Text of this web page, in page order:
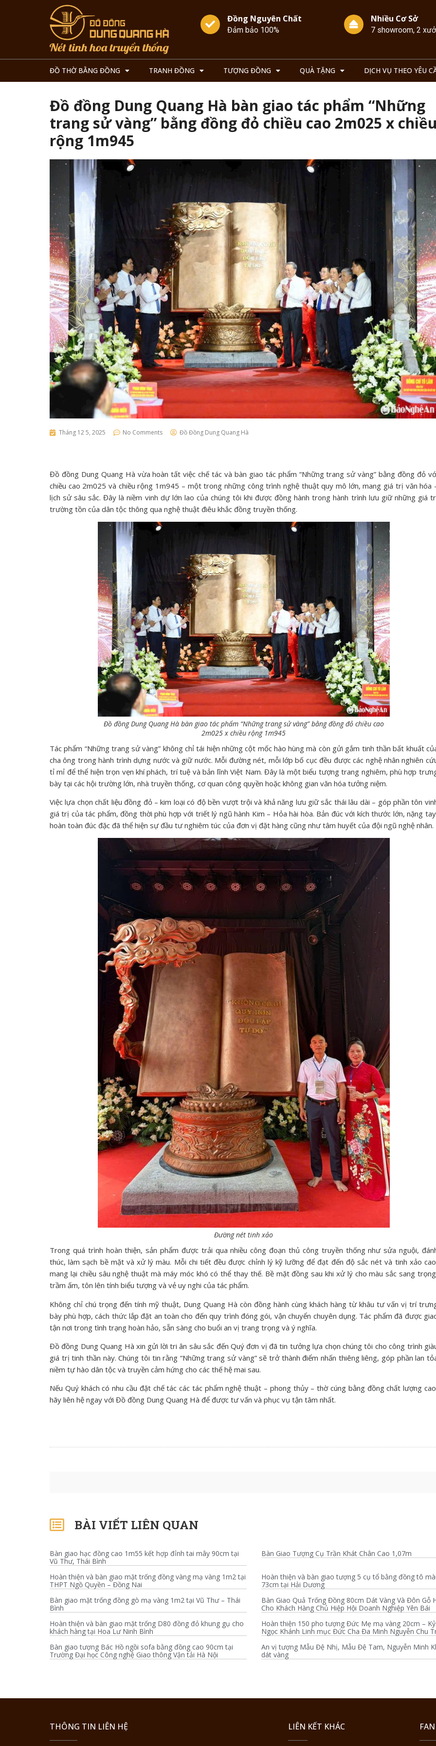
Đồng Nguyên Chất
Đảm bảo 100%
Nhiều Cơ Sở
7 showroom, 2
ĐỒ THỜ BẰNG ĐỒNG TRANH ĐỒNG TƯỢNG ĐỒNG QUÀ TẶNG DỊCH VỤ THEO YÊU
Đồ đồng Dung Quang Hà bàn giao tác phẩm “Những
trang sử vàng” bằng đồng đỏ chiều cao 2m025 x chiều
rộng 1m945
Tháng 12 5, 2025 No Comments Đồ Đồng Dung Quang Hà
Đồ đồng Dung Quang Hà vừa hoàn tất việc chế tác và bàn giao tác phẩm “Những trang sử vàng” bằng đồng đỏ
chiều cao 2m025 và chiều rộng 1m945 – một trong những công trình nghệ thuật quy mô lớn, mang giá trị văn hóa
lịch sử sâu sắc. Đây là niềm vinh dự lớn lao của chúng tôi khi được đồng hành trong hành trình lưu giữ những giá
trường tồn của dân tộc thông qua nghệ thuật điêu khắc đồng truyền thống.
Đồ đồng Dung Quang Hà bàn giao tác phẩm “Những trang sử vàng” bằng đồng đỏ chiều cao
2m025 x chiều rộng 1m945
Tác phẩm “Những trang sử vàng” không chỉ tái hiện những cột mốc hào hùng mà còn gửi gắm tinh thần bất khuất
cha ông trong hành trình dựng nước và giữ nước. Mỗi đường nét, mỗi lớp bố cục đều được các nghệ nhân nghiên
tỉ mỉ để thể hiện trọn vẹn khí phách, trí tuệ và bản lĩnh Việt Nam. Đây là một biểu tượng trang nghiêm, phù hợp
bày tại các hội trường lớn, nhà truyền thống, cơ quan công quyền hoặc không gian văn hóa tưởng niệm.
Việc lựa chọn chất liệu đồng đỏ – kim loại có độ bền vượt trội và khả năng lưu giữ sắc thái lâu dài – góp phần tôn
giá trị của tác phẩm, đồng thời phù hợp với triết lý ngũ hành Kim – Hỏa hài hòa. Bản đúc với kích thước lớn, nặng
hoàn toàn đúc đặc đã thể hiện sự đầu tư nghiêm túc của đơn vị đặt hàng cũng như tâm huyết của đội ngũ nghệ nhân.
Đường nét tinh xảo
Trong quá trình hoàn thiện, sản phẩm được trải qua nhiều công đoạn thủ công truyền thống như sửa nguội,
thúc, làm sạch bề mặt và xử lý màu. Mỗi chi tiết đều được chỉnh lý kỹ lưỡng để đạt đến độ sắc nét và tinh xảo
mang lại chiều sâu nghệ thuật mà máy móc khó có thể thay thế. Bề mặt đồng sau khi xử lý cho màu sắc sang
trầm ấm, tôn lên tính biểu tượng và vẻ uy nghi của tác phẩm.
Không chỉ chú trọng đến tính mỹ thuật, Dung Quang Hà còn đồng hành cùng khách hàng từ khâu tư vấn vị trí
bày phù hợp, cách thức lắp đặt an toàn cho đến quy trình đóng gói, vận chuyển chuyên dụng. Tác phẩm đã được
tận nơi trong tình trạng hoàn hảo, sẵn sàng cho buổi an vị trang trọng và ý nghĩa.
Đồ đồng Dung Quang Hà xin gửi lời tri ân sâu sắc đến Quý đơn vị đã tin tưởng lựa chọn chúng tôi cho công trình
giá trị tinh thần này. Chúng tôi tin rằng “Những trang sử vàng” sẽ trở thành điểm nhấn thiêng liêng, góp phần lan
niềm tự hào dân tộc và truyền cảm hứng cho các thế hệ mai sau.
Nếu Quý khách có nhu cầu đặt chế tác các tác phẩm nghệ thuật – phong thủy – thờ cúng bằng đồng chất lượng
hãy liên hệ ngay với Đồ đồng Dung Quang Hà để được tư vấn và phục vụ tận tâm nhất.
BÀI VIẾT LIÊN QUAN
Bàn giao hạc đồng cao 1m55 kết hợp đỉnh tai mây 90cm tại
Vũ Thư, Thái Bình
Bàn Giao Tượng Cụ Trần Khát Chân Cao 1,07m
Hoàn thiện và bàn giao mặt trống đồng vàng mạ vàng 1m2 tại
THPT Ngồ Quyền – Đồng Nai
Hoàn thiện và bàn giao tượng 5 cụ tổ bằng đồng tô
73cm tại Hải Dương
Bàn giao mặt trống đồng gò mạ vàng 1m2 tại Vũ Thư – Thái
Bình
Bàn Giao Quả Trống Đồng 80cm Dát Vàng Và Đôn Gỗ
Cho Khách Hàng Chủ Hiệp Hội Doanh Nghiệp Yên Bái
Hoàn thiện và bàn giao mặt trống D80 đồng đỏ khung gụ cho
khách hàng tại Hoa Lư Ninh Bình
Hoàn thiện 150 pho tượng Đức Mẹ mạ vàng 20cm –
Ngọc Khánh Linh mục Đức Cha Đa Minh Nguyễn Chu
Bàn giao tượng Bác Hồ ngồi sofa bằng đồng cao 90cm tại
Trường Đại học Công nghệ Giao thông Vận tải Hà Nội
An vị tượng Mẫu Đệ Nhị, Mẫu Đệ Tam, Nguyễn Minh
dát vàng
THÔNG TIN LIÊN HỆ LIÊN KẾT KHÁC